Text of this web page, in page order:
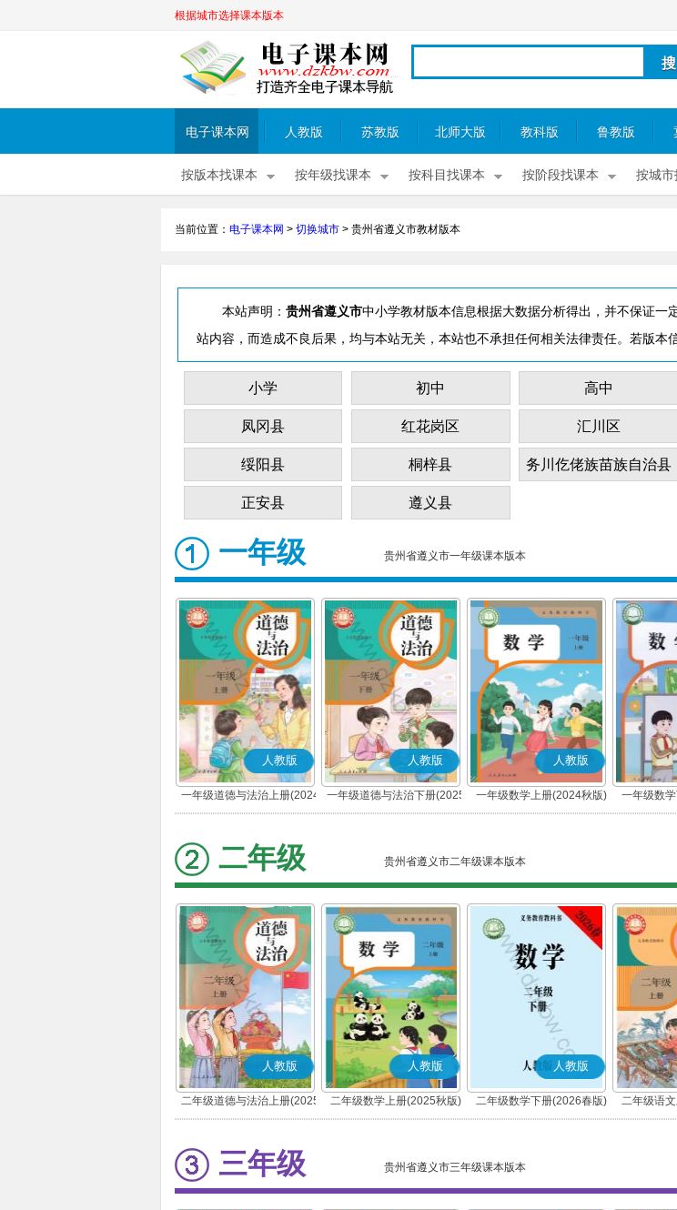
根据城市选择课本版本
电子课本网 人教版 苏教版 北师大版 教科版 鲁教版
按版本找课本 按年级找课本 按科目找课本 按阶段找课本 按城市
当前位置： 电子课本网 > 切换城市 > 贵州省遵义市教材版本
本站声明： 贵州省遵义市中小学教材版本信息根据大数据分析得出，并不保证
站内容，而造成不良后果，均与本站无关，本站也不承担任何相关法律责任。若版本
小学 初中 高中
凤冈县 红花岗区 汇川区
绥阳县 桐梓县 务川仡佬族苗族自治县
正安县 遵义县
一年级 贵州省遵义市一年级课本版本
人教版
一年级道德与法治上册(2024
秋版)(部编版)
人教版
一年级道德与法治下册(2025
春版)(部编版)
人教版
一年级数学上册(2024秋版) 一年级数
二年级 贵州省遵义市二年级课本版本
人教版
二年级道德与法治上册(2025
秋版)(部编版)
人教版
二年级数学上册(2025秋版)
人教版
二年级数学下册(2026春版)
二年级语
(
三年级 贵州省遵义市三年级课本版本